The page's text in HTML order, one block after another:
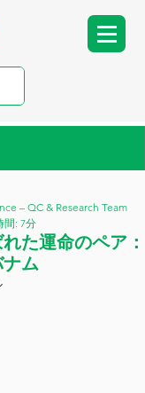
た運命のペア：
ム
– QC & Research Team
間: 7分